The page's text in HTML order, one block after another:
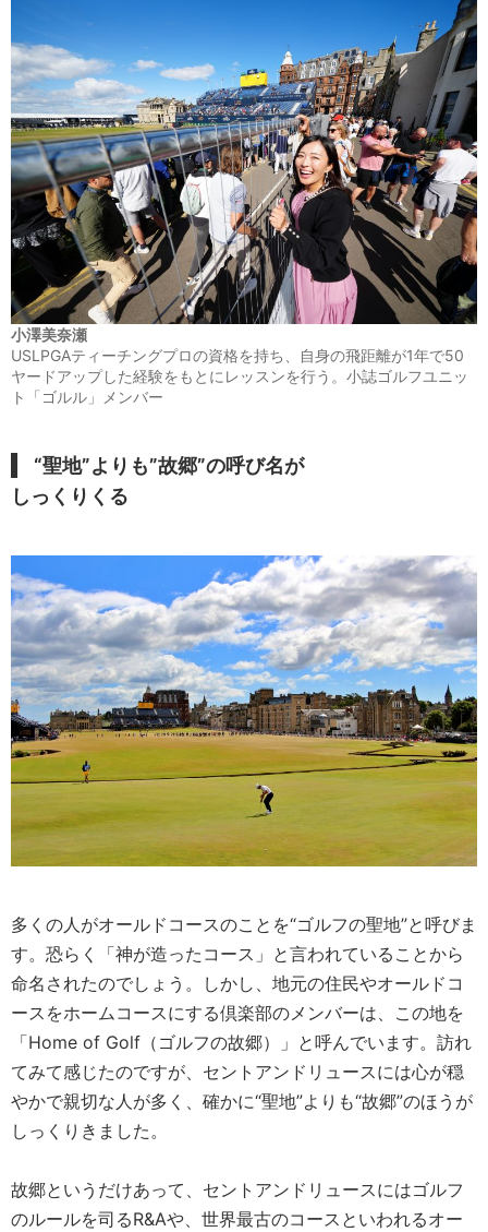
小澤美奈瀬
USLPGAティーチングプロの資格を持ち、自身の飛距離が1年で50
ヤードアップした経験をもとにレッスンを行う。小誌ゴルフユニッ
ト「ゴルル」メンバー
“聖地”よりも”故郷”の呼び名が
しっくりくる
多くの人がオールドコースのことを“ゴルフの聖地”と呼びま
す。恐らく「神が造ったコース」と言われていることから
命名されたのでしょう。しかし、地元の住民やオールドコ
ースをホームコースにする倶楽部のメンバーは、この地を
「Home of Golf（ゴルフの故郷）」と呼んでいます。訪れ
てみて感じたのですが、セントアンドリュースには心が穏
やかで親切な人が多く、確かに“聖地”よりも“故郷”のほうが
しっくりきました。
故郷というだけあって、セントアンドリュースにはゴルフ
のルールを司るR&Aや、世界最古のコースといわれるオー